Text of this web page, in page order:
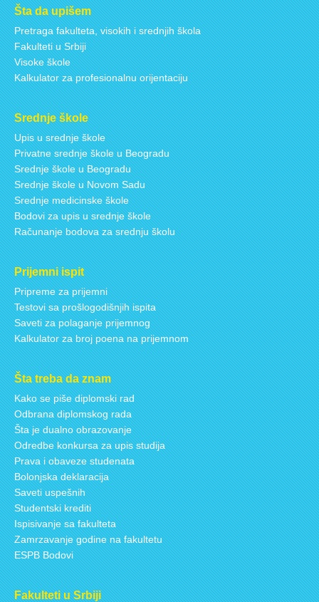
Šta da upišem
Pretraga fakulteta, visokih i srednjih škola
Fakulteti u Srbiji
Visoke škole
Kalkulator za profesionalnu orijentaciju
Srednje škole
Upis u srednje škole
Privatne srednje škole u Beogradu
Srednje škole u Beogradu
Srednje škole u Novom Sadu
Srednje medicinske škole
Bodovi za upis u srednje škole
Računanje bodova za srednju školu
Prijemni ispit
Pripreme za prijemni
Testovi sa prošlogodišnjih ispita
Saveti za polaganje prijemnog
Kalkulator za broj poena na prijemnom
Šta treba da znam
Kako se piše diplomski rad
Odbrana diplomskog rada
Šta je dualno obrazovanje
Odredbe konkursa za upis studija
Prava i obaveze studenata
Bolonjska deklaracija
Saveti uspešnih
Studentski krediti
Ispisivanje sa fakulteta
Zamrzavanje godine na fakultetu
ESPB Bodovi
Fakulteti u Srbiji